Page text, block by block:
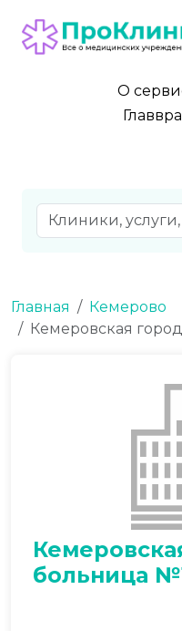
О
Главная
Кемерово
Кемеровская
больница